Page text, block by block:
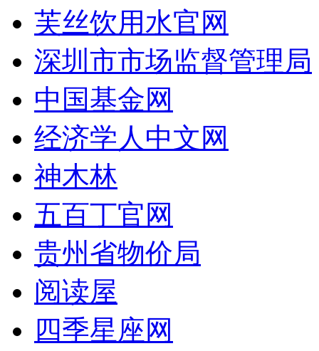
芙丝饮用水官网
深圳市市场监督管理局
中国基金网
经济学人中文网
神木林
五百丁官网
贵州省物价局
阅读屋
四季星座网